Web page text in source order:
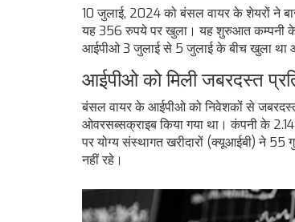
10 जुलाई, 2024 को बंसल वायर के शेयरों ने
यह 356 रुपये पर खुला। यह शुरुआत कम्पनी के
आईपीओ 3 जुलाई से 5 जुलाई के बीच खुला था
आईपीओ को मिली जबरदस्त
बंसल वायर के आईपीओ को निवेशकों से
ओवरसब्सक्राइब किया गया था। कंपनी के
पर योग्य संस्थागत खरीदारों (क्यूआईबी) ने
नहीं रहे।